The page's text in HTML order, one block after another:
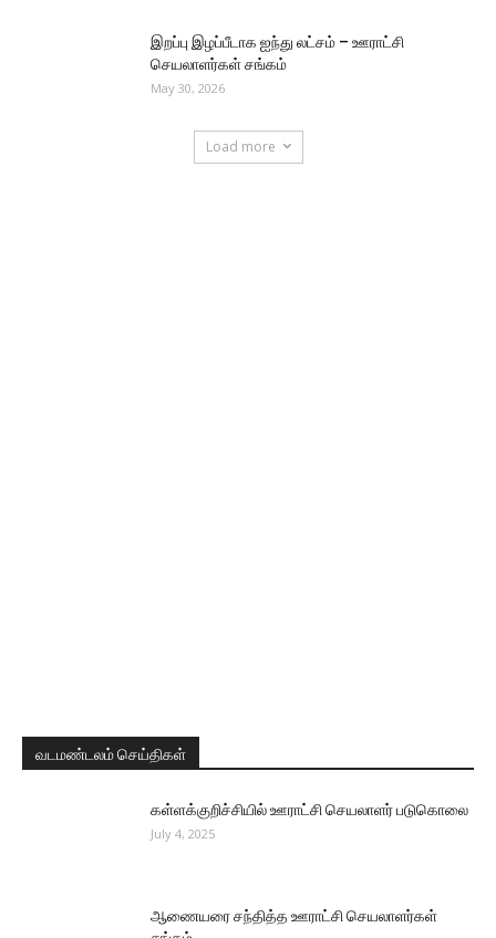
இறப்பு இழப்பீடாக ஐந்து லட்சம் – ஊராட்சி
செயலாளர்கள் சங்கம்
May 30, 2026
Load more
வடமண்டலம் செய்திகள்
கள்ளக்குறிச்சியில் ஊராட்சி செயலாளர் படுகொலை
July 4, 2025
ஆணையரை சந்தித்த ஊராட்சி செயலாளர்கள்